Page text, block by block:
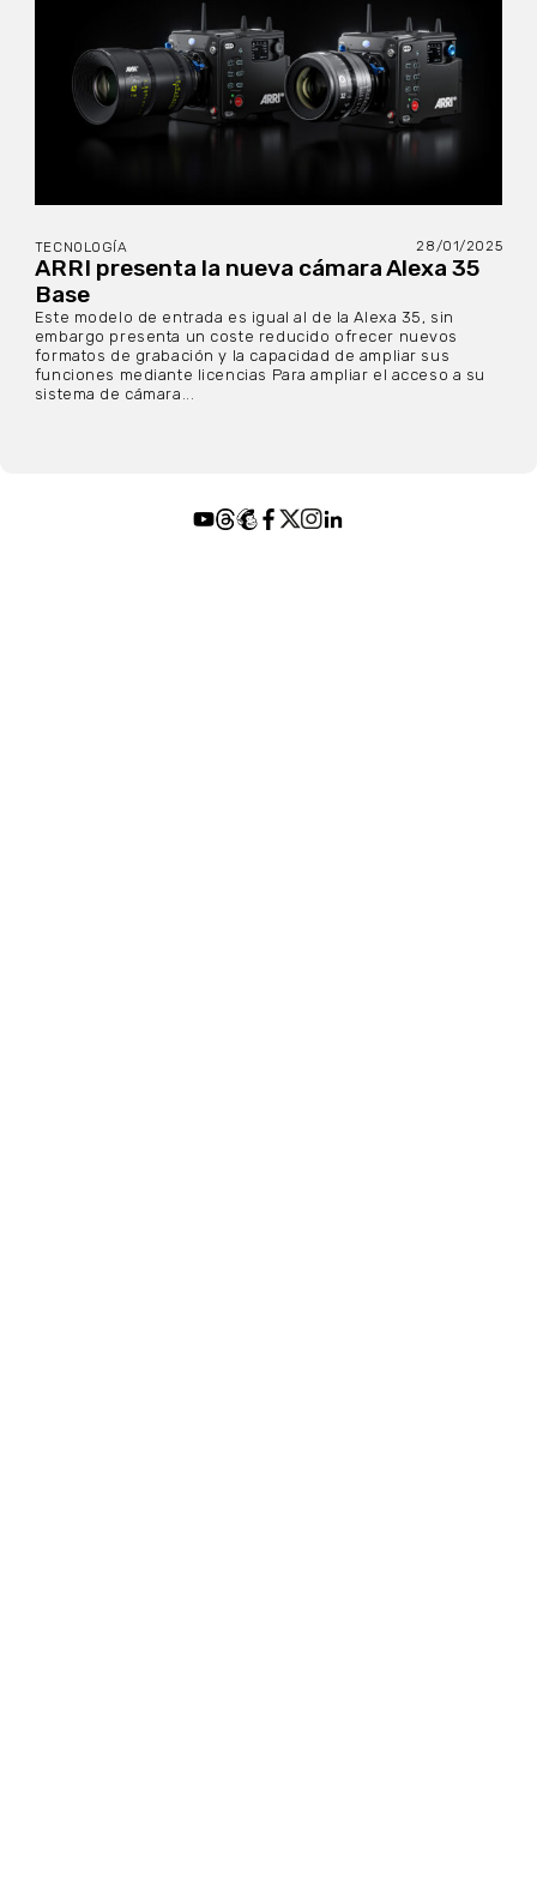
TECNOLOGÍA 28/01/2025
ARRI presenta la nueva cámara Alexa 35
Base
Este modelo de entrada es igual al de la Alexa 35, sin
embargo presenta un coste reducido ofrecer nuevos
formatos de grabación y la capacidad de ampliar sus
funciones mediante licencias Para ampliar el acceso a su
sistema de cámara...